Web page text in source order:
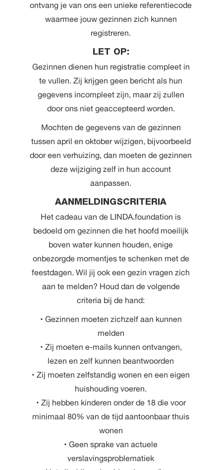
ontvang je van ons een unieke referentiecode
waarmee jouw gezinnen zich kunnen
registreren.
LET OP:
Gezinnen dienen hun registratie compleet in
te vullen. Zij krijgen geen bericht als hun
gegevens incompleet zijn, maar zij zullen
door ons niet geaccepteerd worden.
Mochten de gegevens van de gezinnen
tussen april en oktober wijzigen, bijvoorbeeld
door een verhuizing, dan moeten de gezinnen
deze wijziging zelf in hun account
aanpassen.
AANMELDINGSCRITERIA
Het cadeau van de LINDA.foundation is
bedoeld om gezinnen die het hoofd moeilijk
boven water kunnen houden, enige
onbezorgde momentjes te schenken met de
feestdagen. Wil jij ook een gezin vragen zich
aan te melden? Houd dan de volgende
criteria bij de hand:
• Gezinnen moeten zichzelf aan kunnen
melden
• Zij moeten e-mails kunnen ontvangen,
lezen en zelf kunnen beantwoorden
• Zij moeten zelfstandig wonen en een eigen
huishouding voeren.
• Zij hebben kinderen onder de 18 die voor
minimaal 80% van de tijd aantoonbaar thuis
wonen
• Geen sprake van actuele
verslavingsproblematiek